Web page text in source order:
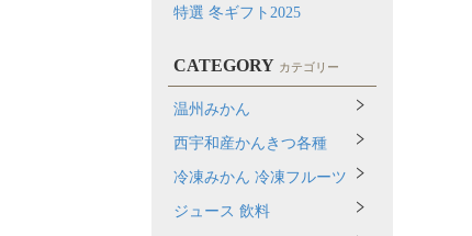
特選 冬ギフト2025
CATEGORY カテゴリー
温州みかん
西宇和産かんきつ各種
冷凍みかん 冷凍フルーツ
ジュース 飲料